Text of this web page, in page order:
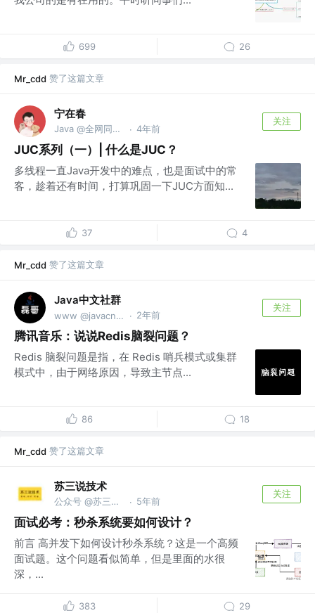
699 26
Mr_cdd 赞了这篇文章
宁在春
Java @全网同名@宁在春 · 4年前
关注
JUC系列（一）| 什么是JUC？
多线程一直Java开发中的难点，也是面试中的常
客，趁着还有时间，打算巩固一下JUC方面知...
37 4
Mr_cdd 赞了这篇文章
Java中文社群
www @javacn.site · 2年前
关注
腾讯音乐：说说Redis脑裂问题？
Redis 脑裂问题是指，在 Redis 哨兵模式或集群
模式中，由于网络原因，导致主节点...
86 18
Mr_cdd 赞了这篇文章
苏三说技术
公众号 @苏三说技术｜susan.net.cn · 5年前
关注
面试必考：秒杀系统要如何设计？
前言 高并发下如何设计秒杀系统？这是一个高频
面试题。这个问题看似简单，但是里面的水很
深，...
383 29